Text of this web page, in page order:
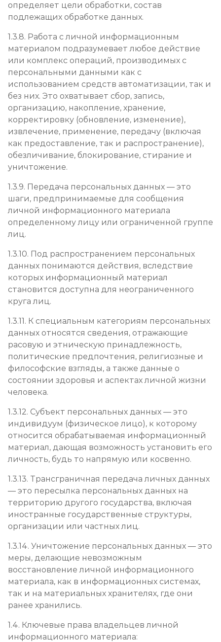
определяет цели обработки, состав
подлежащих обработке данных.
1.3.8. Работа с личной информационным
материалом подразумевает любое действие
или комплекс операций, производимых с
персональными данными как с
использованием средств автоматизации, так и
без них. Это охватывает сбор, запись,
организацию, накопление, хранение,
корректировку (обновление, изменение),
извлечение, применение, передачу (включая
как предоставление, так и распространение),
обезличивание, блокирование, стирание и
уничтожение.
1.3.9. Передача персональных данных — это
шаги, предпринимаемые для сообщения
личной информационного материала
определенному лицу или ограниченной группе
лиц.
1.3.10. Под распространением персональных
данных понимаются действия, вследствие
которых информационный материал
становится доступна для неограниченного
круга лиц.
1.3.11. К специальным категориям персональных
данных относятся сведения, отражающие
расовую и этническую принадлежность,
политические предпочтения, религиозные и
философские взгляды, а также данные о
состоянии здоровья и аспектах личной жизни
человека.
1.3.12. Субъект персональных данных — это
индивидуум (физическое лицо), к которому
относится обрабатываемая информационный
материал, дающая возможность установить его
личность, будь то напрямую или косвенно.
1.3.13. Трансграничная передача личных данных
— это пересылка персональных данных на
территорию другого государства, включая
иностранные государственные структуры,
организации или частных лиц.
1.3.14. Уничтожение персональных данных — это
меры, делающие невозможным
восстановление личной информационного
материала, как в информационных системах,
так и на материальных хранителях, где они
ранее хранились.
1.4. Ключевые права владельцев личной
информационного материала: